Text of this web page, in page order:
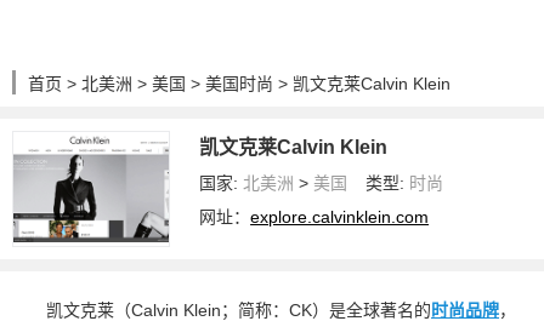
首页 > 北美洲 > 美国 > 美国时尚 > 凯文克莱Calvin Klein
凯文克莱Calvin Klein
国家: 北美洲 > 美国 类型: 时尚
网址：explore.calvinklein.com
凯文克莱（Calvin Klein；简称：CK）是全球著名的时尚品牌，